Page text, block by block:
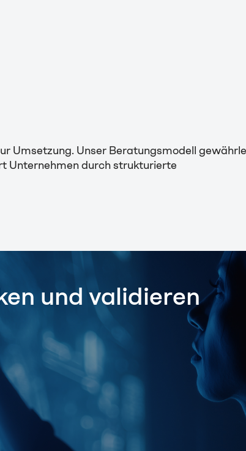
Umsetzung. Unser Beratungsmodell
Unternehmen durch strukturierte
und validieren